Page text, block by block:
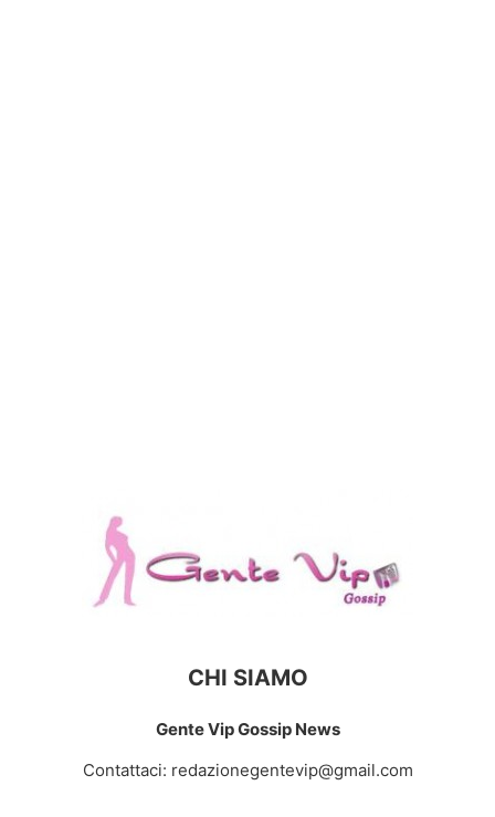
CHI SIAMO
Gente Vip Gossip News
Contattaci: redazionegentevip@gmail.com